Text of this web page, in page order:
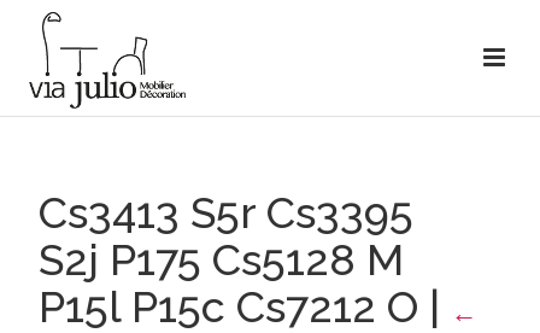
Cs3413 S5r Cs3395
S2j P175 Cs5128 M
P15l P15c Cs7212 O | ←